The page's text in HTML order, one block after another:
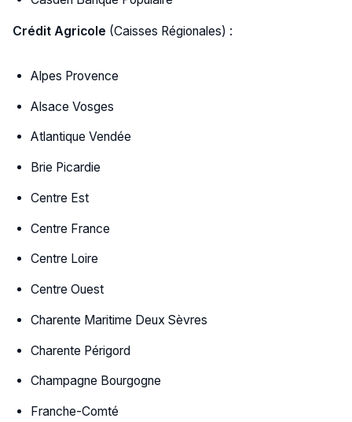
Crédit Agricole (Caisses Régionales) :
Alpes Provence
Alsace Vosges
Atlantique Vendée
Brie Picardie
Centre Est
Centre France
Centre Loire
Centre Ouest
Charente Maritime Deux Sèvres
Charente Périgord
Champagne Bourgogne
Franche-Comté